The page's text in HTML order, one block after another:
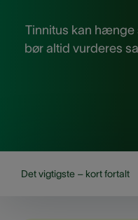
Tinnitus kan hænge
bør altid vurderes
Det vigtigste – kort fortalt